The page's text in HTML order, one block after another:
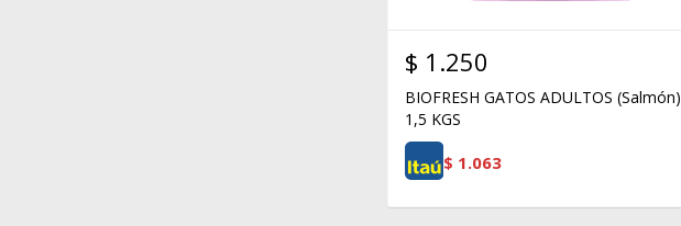
$ 1.250
BIOFRESH GATOS ADULTOS (Salmón)
1,5 KGS
$ 1.063